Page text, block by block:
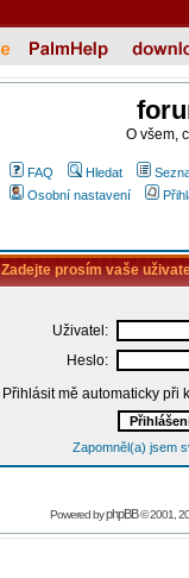
O všem,
FAQ Hledat
Osobní nastavení
Zadejte prosím vaše
Uživatel:
Heslo:
Přihlásit mě automaticky při
Zapomněl(a) jsem
Powered byphpBB© 2001,